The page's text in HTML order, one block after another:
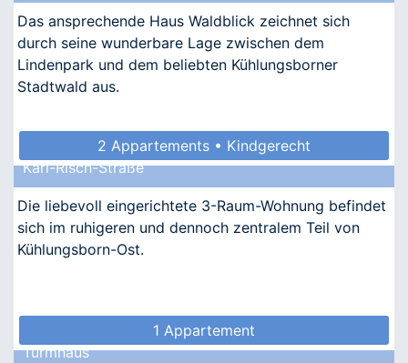
Das ansprechende Haus Waldblick zeichnet sich
durch seine wunderbare Lage zwischen dem
Lindenpark und dem beliebten Kühlungsborner
Stadtwald aus.
2 Appartements • Kindgerecht
Karl-Risch-Straße
Die liebevoll eingerichtete 3-Raum-Wohnung befindet
sich im ruhigeren und dennoch zentralem Teil von
Kühlungsborn-Ost.
1 Appartement
Turmhaus